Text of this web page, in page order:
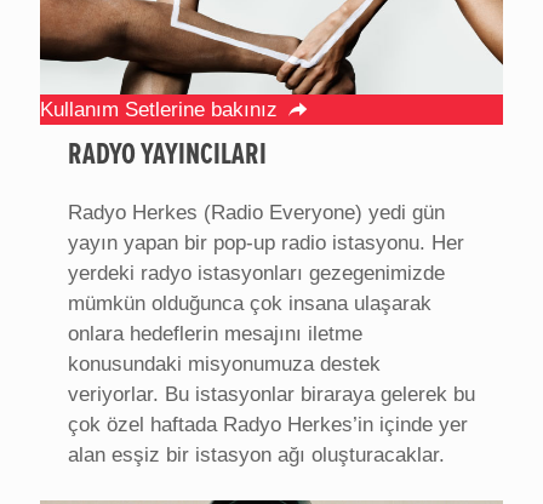
Kullanım Setlerine bakınız
RADYO YAYINCILARI
Radyo Herkes (Radio Everyone) yedi gün
yayın yapan bir pop-up radio istasyonu. Her
yerdeki radyo istasyonları gezegenimizde
mümkün olduğunca çok insana ulaşarak
onlara hedeflerin mesajını iletme
konusundaki misyonumuza destek
veriyorlar. Bu istasyonlar biraraya gelerek bu
çok özel haftada Radyo Herkes’in içinde yer
alan esşiz bir istasyon ağı oluşturacaklar.